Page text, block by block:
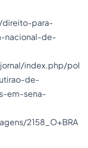
direito-para-
nacional-de-
index.php/pol
de-
em-sena-
2158_O+BRA